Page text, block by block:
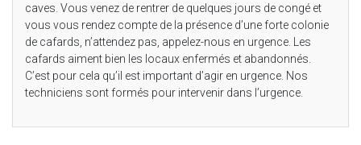
caves. Vous venez de rentrer de quelques jours de congé et
vous vous rendez compte de la présence d’une forte colonie
de cafards, n’attendez pas, appelez-nous en urgence. Les
cafards aiment bien les locaux enfermés et abandonnés.
C’est pour cela qu’il est important d’agir en urgence. Nos
techniciens sont formés pour intervenir dans l’urgence.